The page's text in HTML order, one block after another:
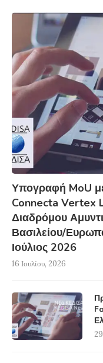
Υπογραφή MoU
Connecta Vertex
Διαδρόμου
Βασιλείου/
Ιούλιος 2026
16 Ιουλίου, 2026